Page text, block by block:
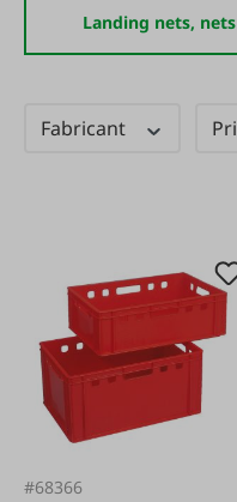
Landing nets,
Fabricant
#68366